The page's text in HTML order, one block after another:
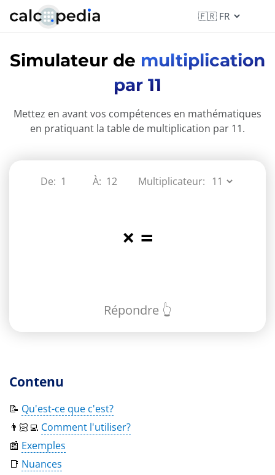
Simulateur de multiplication
par 11
Mettez en avant vos compétences en mathématiques
en pratiquant la table de multiplication par 11.
De: À: Multiplicateur:
× =
Répondre 👆
Contenu
📝 Qu'est-ce que c'est?
👨🏻‍💻 Comment l'utiliser?
📰 Exemples
📑 Nuances